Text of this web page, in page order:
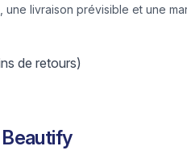
livraison prévisible et une
de retours)